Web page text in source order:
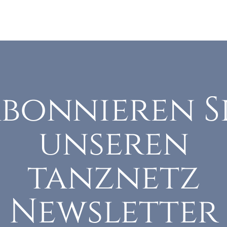
unseren
tanznetz
Newsletter